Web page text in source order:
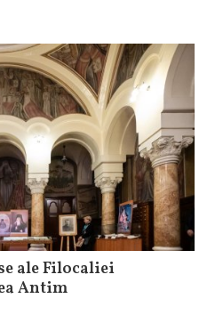
ale Filocaliei
Antim